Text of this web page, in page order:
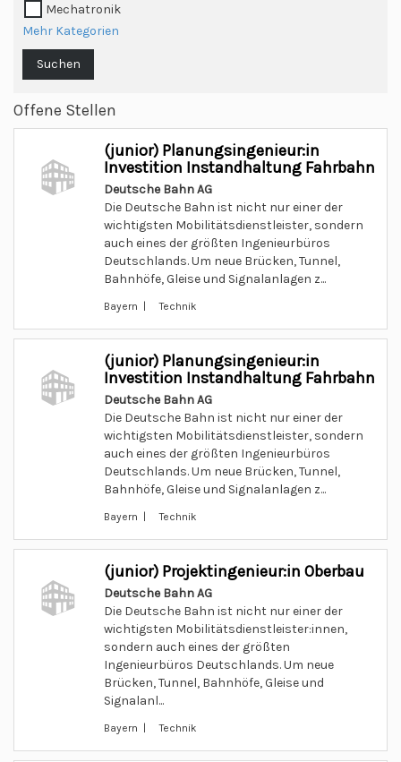
Mechatronik
Mehr Kategorien
Suchen
Offene Stellen
(junior) Planungsingenieur:in
Investition Instandhaltung Fahrbahn
Deutsche Bahn AG
Die Deutsche Bahn ist nicht nur einer der
wichtigsten Mobilitätsdienstleister, sondern
auch eines der größten Ingenieurbüros
Deutschlands. Um neue Brücken, Tunnel,
Bahnhöfe, Gleise und Signalanlagen z...
Bayern | Technik
(junior) Planungsingenieur:in
Investition Instandhaltung Fahrbahn
Deutsche Bahn AG
Die Deutsche Bahn ist nicht nur einer der
wichtigsten Mobilitätsdienstleister, sondern
auch eines der größten Ingenieurbüros
Deutschlands. Um neue Brücken, Tunnel,
Bahnhöfe, Gleise und Signalanlagen z...
Bayern | Technik
(junior) Projektingenieur:in Oberbau
Deutsche Bahn AG
Die Deutsche Bahn ist nicht nur einer der
wichtigsten Mobilitätsdienstleister:innen,
sondern auch eines der größten
Ingenieurbüros Deutschlands. Um neue
Brücken, Tunnel, Bahnhöfe, Gleise und
Signalanl...
Bayern | Technik